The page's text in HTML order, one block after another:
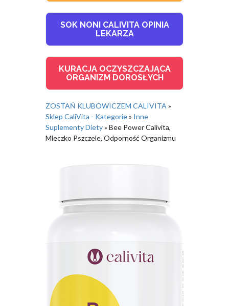
SOK NONI CALIVITA OPINIA
LEKARZA
KURACJA OCZYSZCZAJĄCA
ORGANIZM DOROSŁYCH
ZOSTAŃ KLUBOWICZEM CALIVITA »
Sklep CaliVita - Kategorie» Inne
Suplementy Diety» Bee Power Calivita,
Mleczko Pszczele, Odporność Organizmu